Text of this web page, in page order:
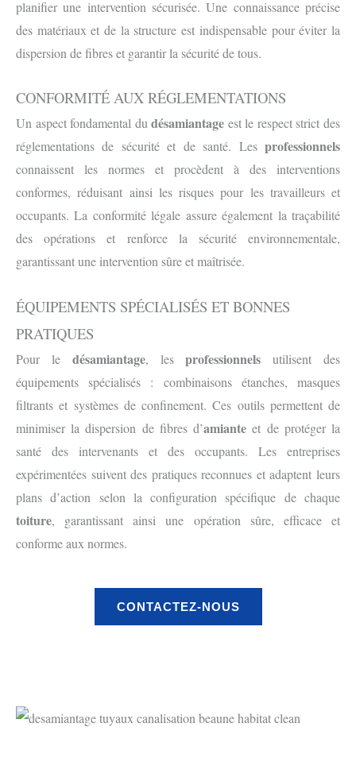
planifier une intervention sécurisée. Une connaissance précise
des matériaux et de la structure est indispensable pour éviter la
dispersion de fibres et garantir la sécurité de tous.
CONFORMITÉ AUX RÉGLEMENTATIONS
Un aspect fondamental dudésamiantage est le respect strict des
réglementations de sécurité et de santé. Les professionnels
connaissent les normes et procèdent à des interventions
conformes, réduisant ainsi les risques pour les travailleurs et
occupants. La conformité légale assure également la traçabilité
des opérations et renforce la sécurité environnementale,
garantissant une intervention sûre et maîtrisée.
ÉQUIPEMENTS SPÉCIALISÉS ET BONNES
PRATIQUES
Pour le désamiantage, lesprofessionnels utilisent des
équipements spécialisés : combinaisons étanches, masques
filtrants et systèmes de confinement. Ces outils permettent de
minimiser la dispersion de fibres d’amiante et de protéger la
santé des intervenants et des occupants. Les entreprises
expérimentées suivent des pratiques reconnues et adaptent leurs
plans d’action selon la configuration spécifique de chaque
toiture, garantissant ainsi une opération sûre, efficace et
conforme aux normes.
CONTACTEZ-NOUS